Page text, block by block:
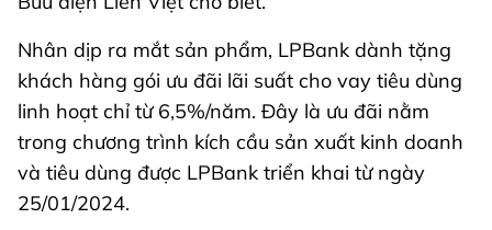
Nhân dịp ra mắt sản phẩm, LPBank dành tặng
khách hàng gói ưu đãi lãi suất cho vay tiêu dùng
linh hoạt chỉ từ 6,5%/năm. Đây là ưu đãi nằm
trong chương trình kích cầu sản xuất kinh doanh
và tiêu dùng được LPBank triển khai từ ngày
25/01/2024.